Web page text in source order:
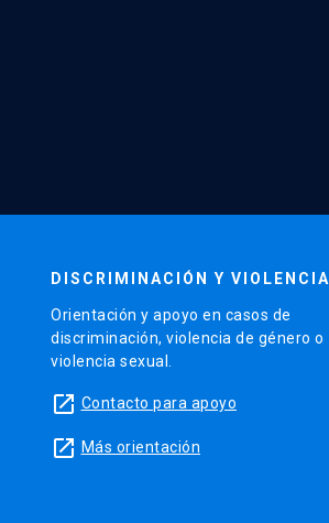
DISCRIMINACIÓN Y VIOLENCIA
Orientación y apoyo en casos de
discriminación, violencia de género o
violencia sexual.
launch Contacto para apoyo
launch Más orientación